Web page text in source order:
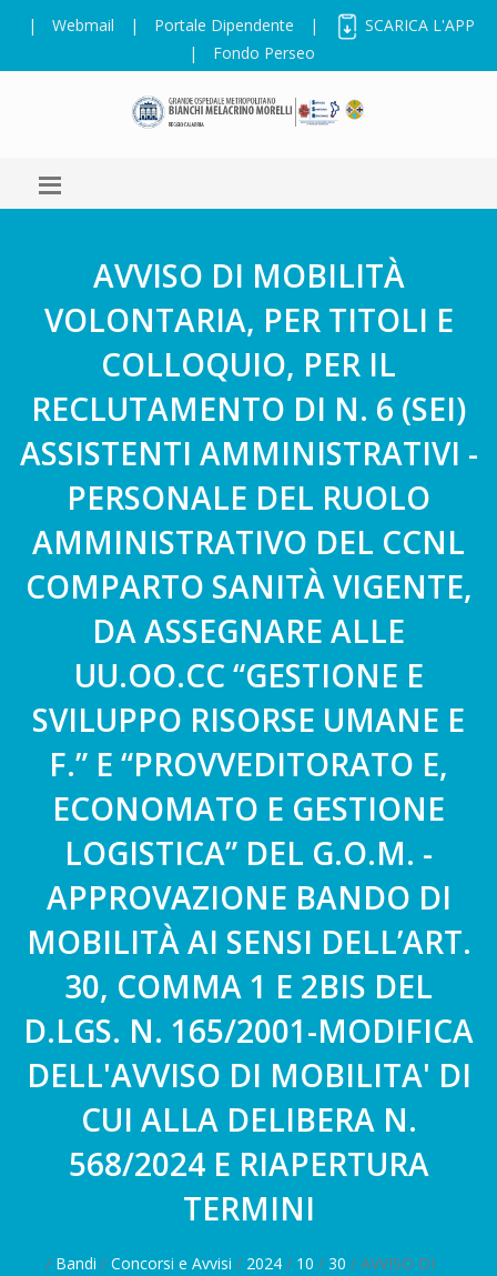
| Webmail | Portale Dipendente |
SCARICA L'APP
|
Fondo Perseo
AVVISO DI MOBILITÀ
VOLONTARIA, PER TITOLI E
COLLOQUIO, PER IL
RECLUTAMENTO DI N. 6 (SEI)
ASSISTENTI AMMINISTRATIVI -
PERSONALE DEL RUOLO
AMMINISTRATIVO DEL CCNL
COMPARTO SANITÀ VIGENTE,
DA ASSEGNARE ALLE
UU.OO.CC “GESTIONE E
SVILUPPO RISORSE UMANE E
F.” E “PROVVEDITORATO E,
ECONOMATO E GESTIONE
LOGISTICA” DEL G.O.M. -
APPROVAZIONE BANDO DI
MOBILITÀ AI SENSI DELL’ART.
30, COMMA 1 E 2BIS DEL
D.LGS. N. 165/2001-MODIFICA
DELL'AVVISO DI MOBILITA' DI
CUI ALLA DELIBERA N.
568/2024 E RIAPERTURA
TERMINI
/ Bandi / Concorsi e Avvisi / 2024 / 10 / 30 / AVVISO DI